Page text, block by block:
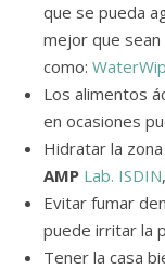
que se pueda
mejor que
como:
Los alimentos
en ocasiones
Hidratar la
AMP Lab. ISDIN,
Evitar fumar
puede irritar la
Tener la casa